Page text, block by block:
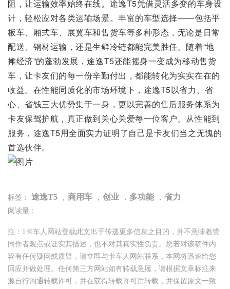
阻，让运输效率始终在线。途逸T5凭借灵活多变的车身设
计，轻松应对各类运输场景。丰富的车型选择——包括平
板车、厢式车、展翼车和售货车等多种形态，无论是日常
配送、钢材运输，还是生鲜冷链都能完美胜任。随着“地
摊经济”的蓬勃发展，途逸T5还能摇身一变成为移动售货
车，让卡友们的每一份辛勤付出，都能转化为实实在在的
收益。在性能同质化的市场环境下，途逸T5以省力、省
心、省钱三大优势集于一身，更以完善的售后服务体系为
卡友保驾护航，真正做到关心关爱每一位客户。从性能到
服务，途逸T5用全面实力证明了自己是卡友们当之无愧的
首选伙伴。
标签： 途逸T5 ， 商用车 ， 创业 ， 多功能 ， 省力
阅读量：
注：1卡车人网站登载此文出于传递更多信息之目的，并不意味着赞
同作者观点或证实其描述，也不对其真实性负责。您若对该稿件内
容有任何疑问或质疑，请立即与卡车人网站联系，本网将迅速给您
回应并做处理。任何第三方网站如有转载意愿，请根据文章标注来
源自行沟通转载许可，并在获得转载许可后转载，并保留原文一致